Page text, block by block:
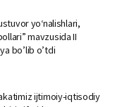
yo‘nalishlari,
mavzusida II
bo’lib o’tdi
ijtimoiy-iqtisodiy